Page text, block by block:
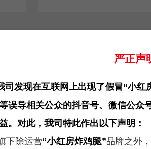
严正声
发现在互联网上出现了假冒“小红
误导相关公众的抖音号、微信公众
。对此，我司特此作出以下声明：
下除运营“小红房炸鸡腿”品牌之外
选择我们的
给予门店清晰完美的